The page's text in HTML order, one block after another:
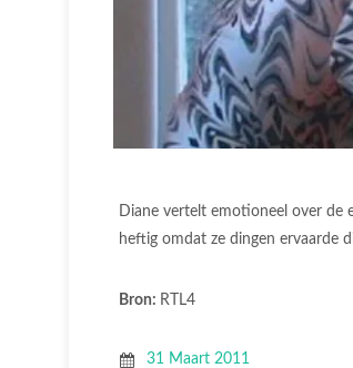
Diane vertelt emotioneel over de
heftig omdat ze dingen ervaarde
Bron: RTL4
31 Maart 2011